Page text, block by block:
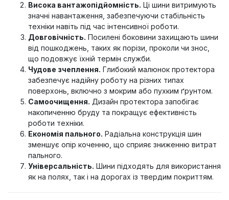
Висока вантажопідйомність. Ці шини витримують
значні навантаження, забезпечуючи стабільність
техніки навіть під час інтенсивної роботи.
Довговічність. Посилені боковини захищають шини
від пошкоджень, таких як порізи, проколи чи знос,
що подовжує їхній термін служби.
Чудове зчеплення. Глибокий малюнок протектора
забезпечує надійну роботу на різних типах
поверхонь, включно з мокрим або пухким ґрунтом.
Самоочищення. Дизайн протектора запобігає
накопиченню бруду та покращує ефективність
роботи техніки.
Економія пального. Радіальна конструкція шин
зменшує опір коченню, що сприяє зниженню витрат
пального.
Універсальність. Шини підходять для використання
як на полях, так і на дорогах із твердим покриттям.